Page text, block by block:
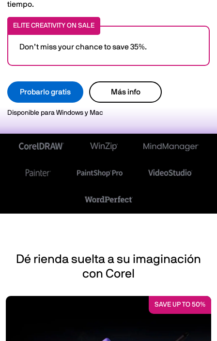
tiempo.
ELITE CREATIVITY ON SALE
Don’t miss your chance to save 35%.
Probarlo gratis Más info
Disponible para Windows y Mac
Dé rienda suelta a su imaginación
con Corel
SAVE UP TO 50%